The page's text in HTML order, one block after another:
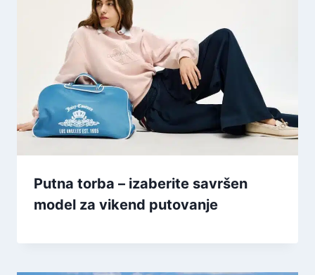
Putna torba – izaberite savršen
model za vikend putovanje